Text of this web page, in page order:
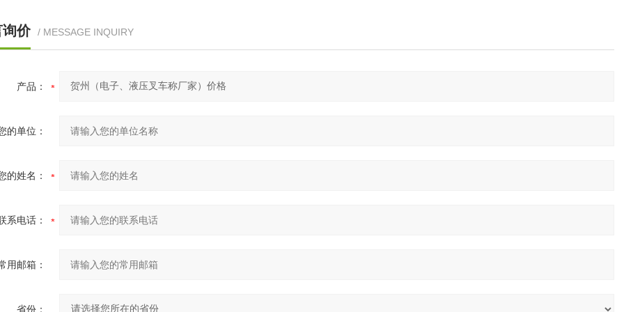
价 / MESSAGE INQUIRY
产品：
的单位：
的姓名：
系电话：
用邮箱：
省份：